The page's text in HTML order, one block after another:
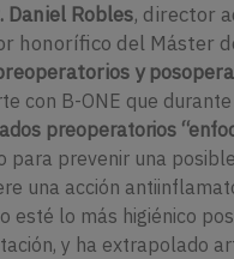
Daniel Robles, director
honorífico del Máster
y
con B-ONE que
preoperatorios
para prevenir una
una acción
esté lo más higiénico
y ha extrapolado